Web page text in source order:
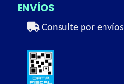
ENVÍOS
Consulte por envíos